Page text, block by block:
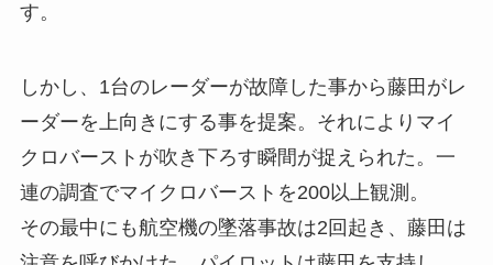
す。
しかし、1台のレーダーが故障した事から藤田がレ
ーダーを上向きにする事を提案。それによりマイ
クロバーストが吹き下ろす瞬間が捉えられた。一
連の調査でマイクロバーストを200以上観測。
その最中にも航空機の墜落事故は2回起き、藤田は